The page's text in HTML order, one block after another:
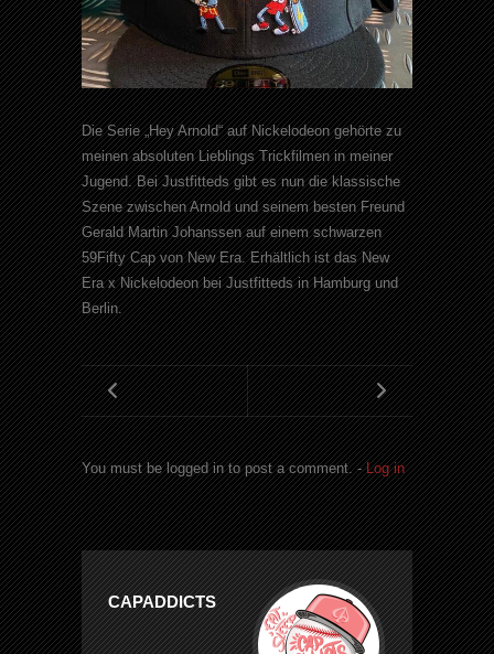
Die Serie „Hey Arnold“ auf Nickelodeon gehörte zu
meinen absoluten Lieblings Trickfilmen in meiner
Jugend. Bei Justfitteds gibt es nun die klassische
Szene zwischen Arnold und seinem besten Freund
Gerald Martin Johanssen auf einem schwarzen
59Fifty Cap von New Era. Erhältlich ist das New
Era x Nickelodeon bei Justfitteds in Hamburg und
Berlin.
You must be logged in to post a comment. -Log in
CAPADDICTS